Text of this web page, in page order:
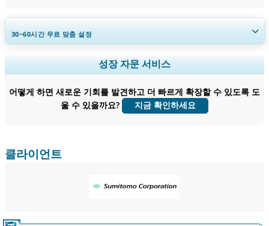
30~60시간무료 맞춤 설정
지역 및 국가 범위 확장, 세그먼트 분석, 기업 프로필, 경쟁 벤치마킹, 및 최
종 사용자 인사이트.
지금 맞춤 설정
성장 자문 서비스
어떻게 하면 새로운 기회를 발견하고 더 빠르게 확장할 수 있도록 도
울 수 있을까요?
지금 확인하세요
클라이언트